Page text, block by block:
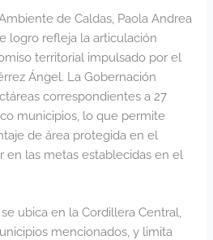
de Caldas, Paola Andrea
logro refleja la articulación
territorial impulsado por el
Ángel. La Gobernación
correspondientes a 27
municipios, lo que permite
de área protegida en el
en las metas establecidas en el
ubica en la Cordillera Central,
mencionados, y limita